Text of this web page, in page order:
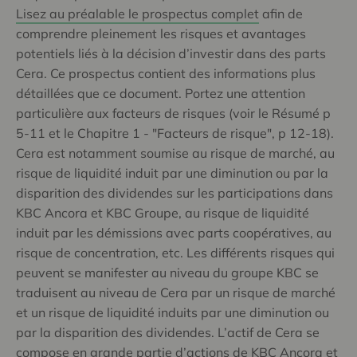
Lisez au préalable le prospectus complet afin de
comprendre pleinement les risques et avantages
potentiels liés à la décision d’investir dans des parts
Cera. Ce prospectus contient des informations plus
détaillées que ce document. Portez une attention
particulière aux facteurs de risques (voir le Résumé p
5-11 et le Chapitre 1 - "Facteurs de risque", p 12-18).
Cera est notamment soumise au risque de marché, au
risque de liquidité induit par une diminution ou par la
disparition des dividendes sur les participations dans
KBC Ancora et KBC Groupe, au risque de liquidité
induit par les démissions avec parts coopératives, au
risque de concentration, etc. Les différents risques qui
peuvent se manifester au niveau du groupe KBC se
traduisent au niveau de Cera par un risque de marché
et un risque de liquidité induits par une diminution ou
par la disparition des dividendes. L’actif de Cera se
compose en grande partie d’actions de KBC Ancora et